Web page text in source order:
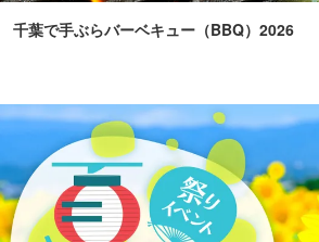
千葉で手ぶらバーベキュー（BBQ）2026